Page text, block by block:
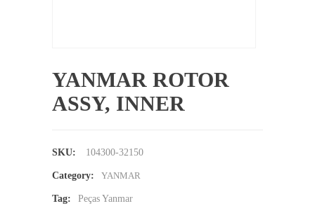
YANMAR ROTOR
ASSY, INNER
SKU: 104300-32150
Category: YANMAR
Tag: Peças Yanmar